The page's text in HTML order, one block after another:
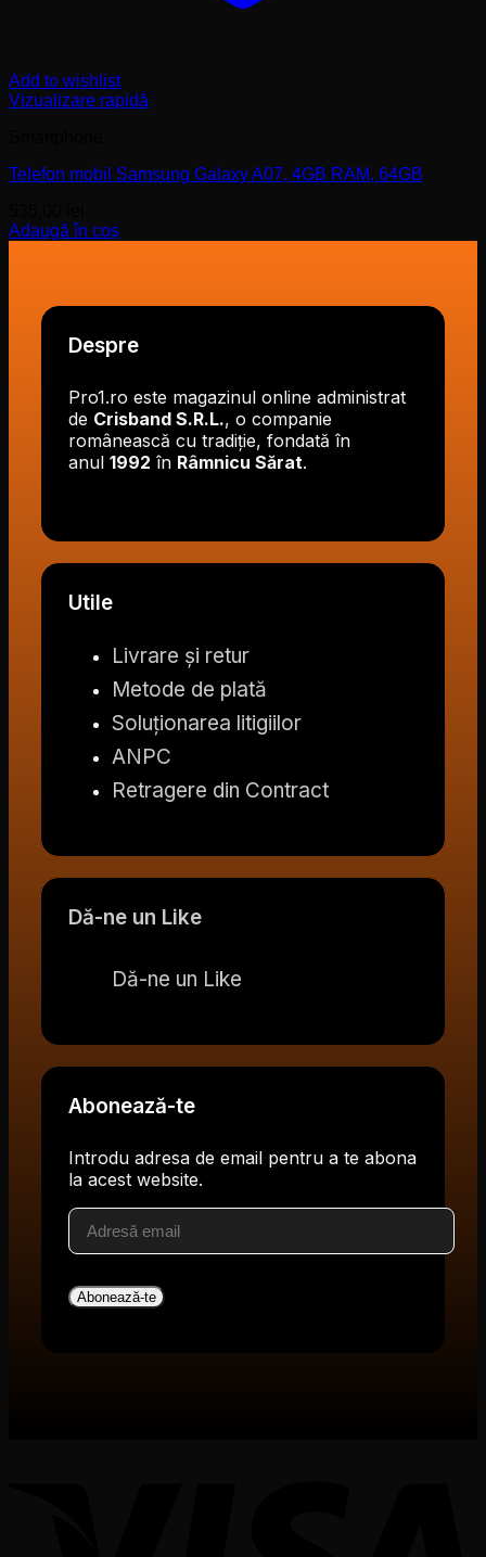
Add to wishlist
Vizualizare rapidă
Telefon mobil Samsung Galaxy A07, 4GB RAM, 64GB
Adaugă în coș
Despre
Pro1.ro este magazinul online administrat
de Crisband S.R.L., o companie
românească cu tradiție, fondată în
anul 1992 în Râmnicu Sărat.
Utile
Livrare și retur
Metode de plată
Soluționarea litigiilor
ANPC
Retragere din Contract
Dă-ne un Like
Dă-ne un Like
Abonează-te
Introdu adresa de email pentru a te abona
la acest website.
Adresă
email
Abonează-te